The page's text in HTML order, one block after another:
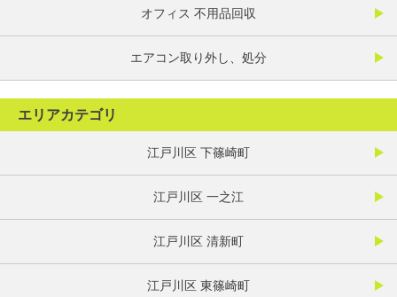
オフィス 不用品回収
エアコン取り外し、処分
エリアカテゴリ
江戸川区 下篠崎町
江戸川区 一之江
江戸川区 清新町
江戸川区 東篠崎町